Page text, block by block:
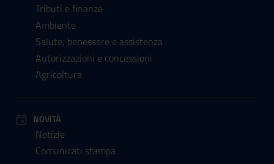
Tributi e finanze
Ambiente
Salute, benessere e assistenza
Autorizzazioni e concessioni
Agricoltura
NOVITÀ
Notizie
Comunicati stampa